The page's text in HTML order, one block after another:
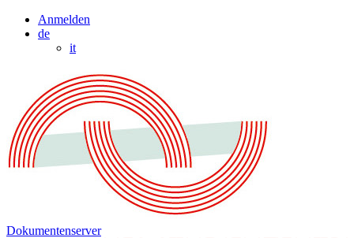
Anmelden
de
it
Dokumentenserver